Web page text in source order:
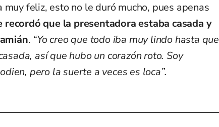
feliz, esto no le duró mucho, pues apenas
recordó que la presentadora estaba casada y
. “Yo creo que todo iba muy lindo hasta que
así que hubo un corazón roto. Soy
pero la suerte a veces es loca”.